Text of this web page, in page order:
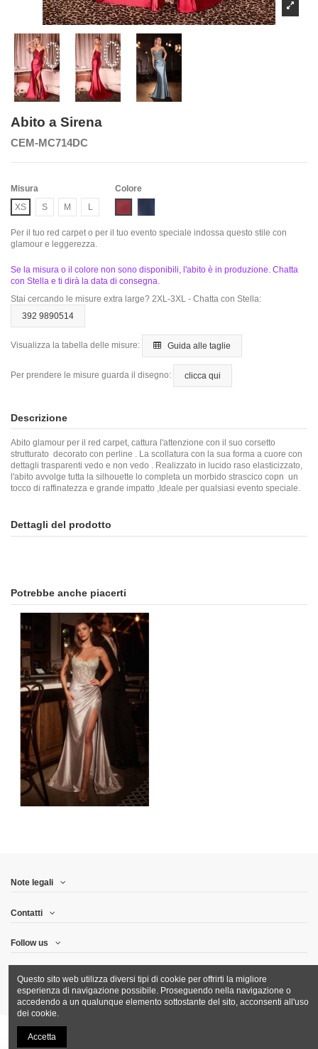
Abito a Sirena
CEM-MC714DC
Misura
XS
S M L
Colore
Per il tuo red carpet o per il tuo evento speciale indossa questo stile con
glamour e leggerezza.
Se la misura o il colore non sono disponibili, l'abito è in produzione. Chatta
con Stella e ti dirà la data di consegna.
Stai cercando le misure extra large? 2XL-3XL - Chatta con Stella:
392 9890514
Visualizza la tabella delle misure: Guida alle taglie
Per prendere le misure guarda il disegno: clicca qui
Descrizione
Abito glamour per il red carpet, cattura l'attenzione con il suo corsetto
strutturato decorato con perline . La scollatura con la sua forma a cuore con
dettagli trasparenti vedo e non vedo . Realizzato in lucido raso elasticizzato,
l'abito avvolge tutta la silhouette lo completa un morbido strascico copn un
tocco di raffinatezza e grande impatto ,Ideale per qualsiasi evento speciale.
Dettagli del prodotto
Potrebbe anche piacerti
Note legali
Contatti
Follow us
Questo sito web utilizza diversi tipi di cookie per offrirti la migliore
esperienza di navigazione possibile. Proseguendo nella navigazione o
accedendo a un qualunque elemento sottostante del sito, acconsenti all'uso
dei cookie.
Accetta